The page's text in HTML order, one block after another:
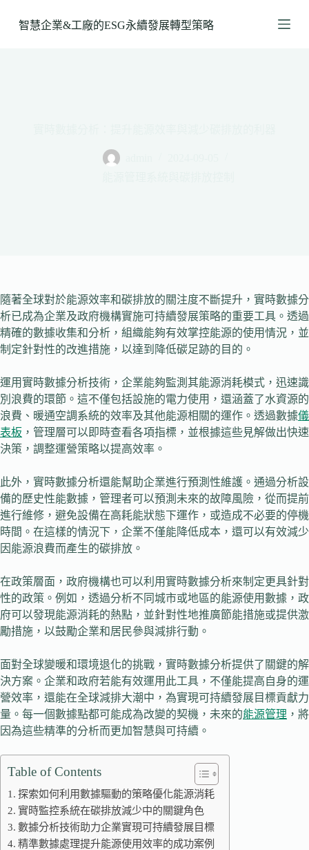
至
智慧企業&工廠的ESG永續發展轉型策略
隨著全球對於能源效率和碳排放的關注度不斷提升，實時數據分
析已成為企業及政府機構實施可持續發展策略的重要工具。透過
精確的數據收集和分析，組織能夠有效掌控能源的使用情況，並
制定針對性的改進措施，以達到降低碳足跡的目的。
運用實時數據分析技術，企業能夠監測其能源消耗模式，迅速識
別浪費的環節。這不僅包括設施的電力使用，還涵蓋了水資源的
浪費、暖通空調系統的效率及其他能源相關的運作。透過數據儀
表板 ，管理層可以即時查看各項指標，並根據這些見解做出快速
決策，調整運營策略以提高效率。
此外，實時數據分析還能幫助企業進行預測性維護。通過分析設
備的歷史性能數據，管理者可以預測未來的故障風險，從而提前
進行維修，避免設備在高耗能狀態下運作，或造成不必要的停機
時間。在這樣的情況下，企業不僅能降低成本，還可以有效減少
因能源浪費而產生的碳排放。
在政策層面，政府機構也可以利用實時數據分析來制定更具針對
性的政策。例如，透過分析不同城市或地區的能源使用數據，政
府可以發現能源消耗的熱點，並針對性地推廣節能措施或提供激
勵措施，以鼓勵企業和居民參與減排行動。
面對全球變暖和環境退化的挑戰，實時數據分析提供了關鍵的解
決方案。企業和政府若能有效運用此工具，不僅能提高自身的運
營效率，還能在全球減排大潮中，為實現可持續發展目標貢獻力
量。每一個數據點都可能成為改變的契機，未來的能源管理 ，將
因為這些精準的分析而更加智慧與可持續。
Table of Contents
探索如何利用數據驅動的策略優化能源消耗
實時監控系統在碳排放減少中的關鍵角色
數據分析技術助力企業實現可持續發展目標
精準數據處理提升能源使用效率的成功案例